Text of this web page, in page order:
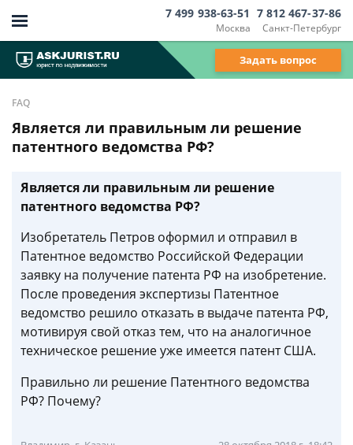
Москва
7 499 938-63-51
Санкт-Петербург
7 812 467-37-86
Задать вопрос
FAQ
Является ли правильным ли решение
патентного ведомства РФ?
Является ли правильным ли решение
патентного ведомства РФ?
Изобретатель Петров оформил и отправил в
Патентное ведомство Российской Федерации
заявку на получение патента РФ на изобретение.
После проведения экспертизы Патентное
ведомство решило отказать в выдаче патента РФ,
мотивируя свой отказ тем, что на аналогичное
техническое решение уже имеется патент США.
Правильно ли решение Патентного ведомства
РФ? Почему?